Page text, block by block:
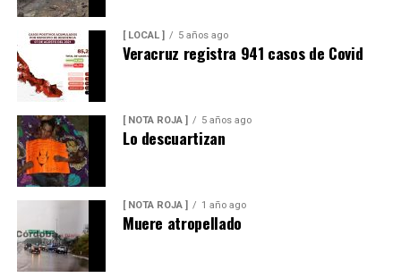
[ LOCAL ] 5 años ago
Veracruz registra 941 casos de Covid
[ NOTA ROJA ] 5 años ago
Lo descuartizan
[ NOTA ROJA ] 1 año ago
Muere atropellado